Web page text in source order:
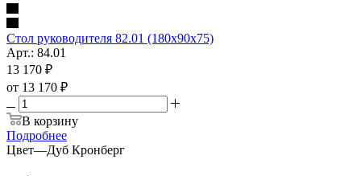
Стол руководителя 82.01 (180х90х75)
Арт.: 84.01
13 170 ₽
от 13 170 ₽
В корзину
Подробнее
Цвет—Дуб Кронберг